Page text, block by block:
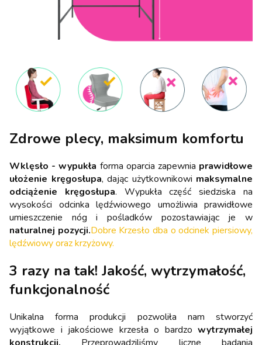
Zdrowe plecy, maksimum komfortu
Wklęsło - wypukła forma oparcia zapewnia prawidłowe
ułożenie kręgosłupa, dając użytkownikowi maksymalne
odciążenie kręgosłupa. Wypukła część siedziska na
wysokości odcinka lędźwiowego umożliwia prawidłowe
umieszczenie nóg i pośladków pozostawiając je w
naturalnej pozycji.Dobre Krzesło dba o odcinek piersiowy,
lędźwiowy oraz krzyżowy.
3 razy na tak! Jakość, wytrzymałość,
funkcjonalność
Unikalna forma produkcji pozwoliła nam stworzyć
wyjątkowe i jakościowe krzesła o bardzo wytrzymałej